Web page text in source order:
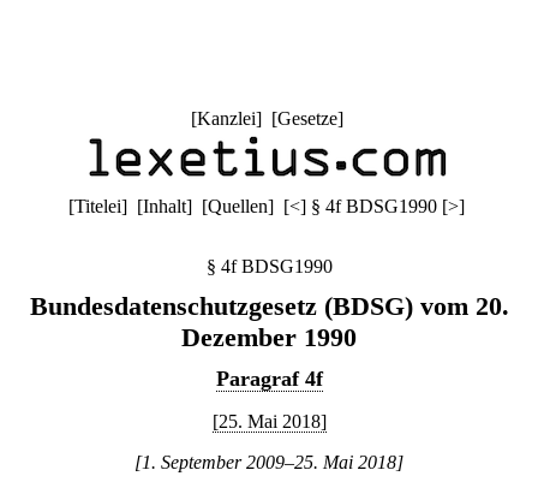
[Kanzlei] [Gesetze]
[Titelei] [Inhalt] [Quellen] [<] § 4f BDSG1990 [>]
§ 4f BDSG1990
Bundesdatenschutzgesetz (BDSG) vom 20.
Dezember 1990
Paragraf 4f
[25. Mai 2018]
[1. September 2009–25. Mai 2018]